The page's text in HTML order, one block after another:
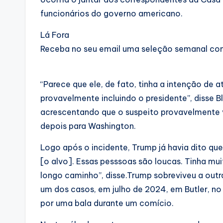
funcionários do governo americano.
Lá Fora
Receba no seu email uma seleção semanal
“Parece que ele, de fato, tinha a intenção de
provavelmente incluindo o presidente”, disse
acrescentando que o suspeito
depois para Washington.
Logo após o incidente, Trump já havia dito
[o alvo]. Essas pesssoas são loucas. Tinha
longo caminho”, disse.Trump sobreviveu a
um dos casos, em julho de 2024, em Butler,
por uma bala durante um comício.